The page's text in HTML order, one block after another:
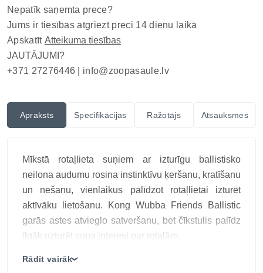
Nepatīk saņemta prece?
Jums ir tiesības atgriezt preci 14 dienu laikā
Apskatīt Atteikuma tiesības
JAUTĀJUMI?
+371 27276446 | info@zoopasaule.lv
Apraksts Specifikācijas Ražotājs Atsauksmes
Mīkstā rotaļlieta suņiem ar izturīgu ballistisko
neilona audumu rosina instinktīvu ķeršanu, kratīšanu
un nešanu, vienlaikus palīdzot rotaļlietai izturēt
aktīvāku lietošanu. Kong Wubba Friends Ballistic
garās astes atvieglo satveršanu, bet čīkstulis palīdz
ilgāk uzturēt suņa interesi par rotaļām.
Rādīt vairāk❯